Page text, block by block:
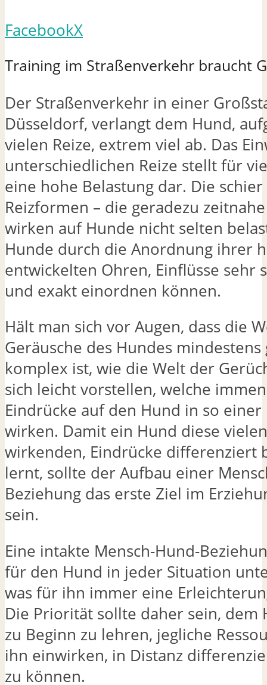
FacebookX
Training im Straßenverkehr braucht
Der Straßenverkehr in einer
Düsseldorf, verlangt dem Hund,
vielen Reize, extrem viel ab. Das
unterschiedlichen Reize stellt für
eine hohe Belastung dar. Die
Reizformen – die geradezu
wirken auf Hunde nicht selten
Hunde durch die Anordnung ihrer
entwickelten Ohren, Einflüsse sehr
und exakt einordnen können.
Hält man sich vor Augen, dass die
Geräusche des Hundes mindestens
komplex ist, wie die Welt der
sich leicht vorstellen, welche
Eindrücke auf den Hund in so einer
wirken. Damit ein Hund diese
wirkenden, Eindrücke differenziert
lernt, sollte der Aufbau einer
Beziehung das erste Ziel im
sein.
Eine intakte Mensch-Hund-
für den Hund in jeder Situation
was für ihn immer eine
Die Priorität sollte daher sein, dem
zu Beginn zu lehren, jegliche
ihn einwirken, in Distanz
zu können.